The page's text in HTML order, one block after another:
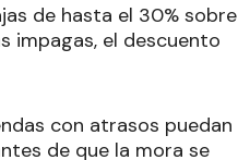
de hasta el 30% sobre
impagas, el descuento
con atrasos puedan
de que la mora se